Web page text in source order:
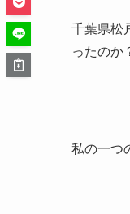
千葉県松
ったのか
私の一つ